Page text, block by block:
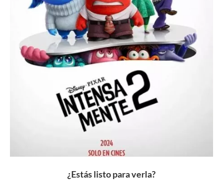
¿Estás listo para verla?